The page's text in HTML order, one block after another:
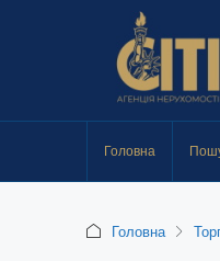
Головна
Головна